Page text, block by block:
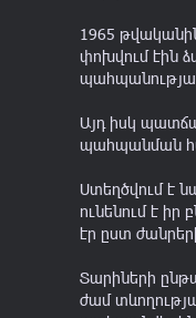
1965
փոխվում էին
Այդ իսկ
պահպանման
Ստեղծվում է
ունենում է
էր ըստ
Տարիների
ժամ